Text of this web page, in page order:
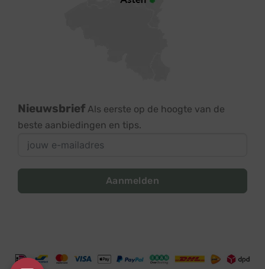
Nieuwsbrief Als eerste op de hoogte van de
beste aanbiedingen en tips.
Aanmelden